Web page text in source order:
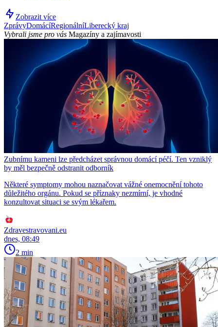
Zobrazit více
ZprávyDomácíRegionálníLiberecký kraj
Vybrali jsme pro vás Magazíny a zajímavosti
Zubnímu kameni lze předcházet správnou domácí péčí. Ten vzniklý
by měl bezpečně odstranit odborník
Některé symptomy mohou naznačovat vážné onemocnění tohoto
důležitého orgánu. Pokud se příznaky nezmírní, je vhodné
konzultovat situaci se svým lékařem.
Zdravestravovani.eu
dnes, 08:49
2 min